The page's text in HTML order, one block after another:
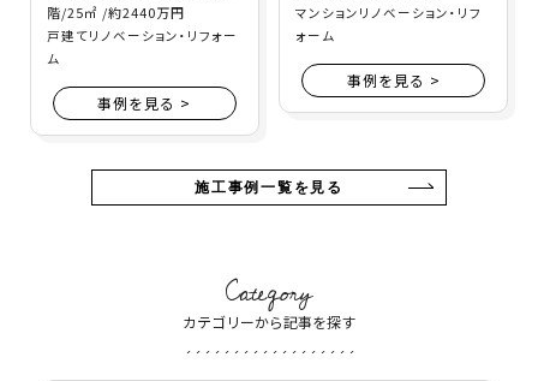
階/25㎡ /約2440万円
戸建てリノベーション・リフォー
ム
事例を見る >
マンションリノベーション・リフ
ォーム
事例を見る >
施工事例一覧を見る
Category
カテゴリーから記事を探す